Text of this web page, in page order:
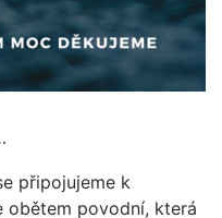
připojujeme k
obětem povodní, která